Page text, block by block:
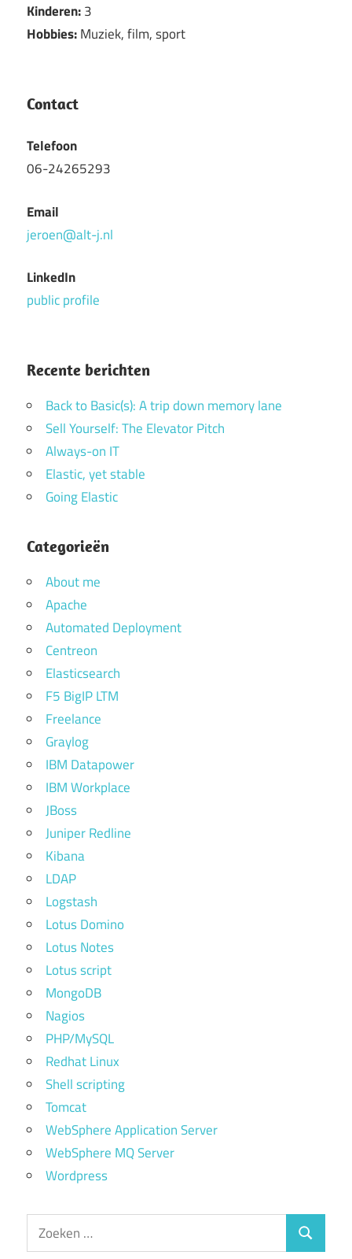
Kinderen:3
Hobbies:Muziek, film, sport
Contact
Telefoon
06-24265293
Email
jeroen@alt-j.nl
LinkedIn
public profile
Recente berichten
Back to Basic(s): A trip down memory lane
Sell Yourself: The Elevator Pitch
Always-on IT
Elastic, yet stable
Going Elastic
Categorieën
About me
Apache
Automated Deployment
Centreon
Elasticsearch
F5 BigIP LTM
Freelance
Graylog
IBM Datapower
IBM Workplace
JBoss
Juniper Redline
Kibana
LDAP
Logstash
Lotus Domino
Lotus Notes
Lotus script
MongoDB
Nagios
PHP/MySQL
Redhat Linux
Shell scripting
Tomcat
WebSphere Application Server
WebSphere MQ Server
Wordpress
Zoeken
naar:
Zoeken